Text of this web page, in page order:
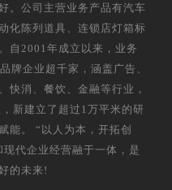
。公司主营业务产品有汽车
化陈列道具、连锁店灯箱标
自2001年成立以来，业务
牌企业超千家，涵盖广告、
快消、餐饮、金融等行业，
新建立了超过1万平米的研
能。 “以人为本，开拓创
代企业经营融于一体，是
的未来!